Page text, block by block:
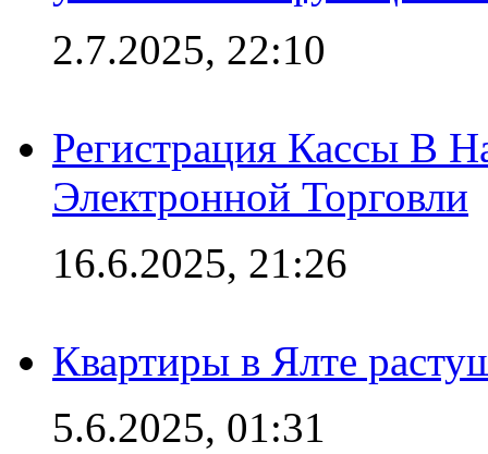
2.7.2025, 22:10
Регистрация Кассы В
Электронной Торговли
16.6.2025, 21:26
Квартиры в Ялте
5.6.2025, 01:31